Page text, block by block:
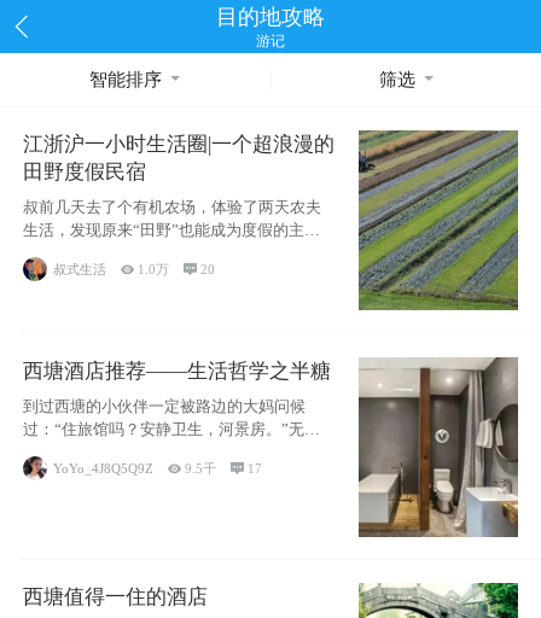
目的地攻略
游记
智能排序 筛选
江浙沪一小时生活圈|一个超浪漫的
田野度假民宿
叔前几天去了个有机农场，体验了两天农夫
生活，发现原来“田野”也能成为度假的主旋
律。江
叔式生活  1.0万 20
西塘酒店推荐——生活哲学之半糖
到过西塘的小伙伴一定被路边的大妈问候
过：“住旅馆吗？安静卫生，河景房。”无意
YoYo_4J8Q5Q9Z 9.5千  17
西塘值得一住的酒店